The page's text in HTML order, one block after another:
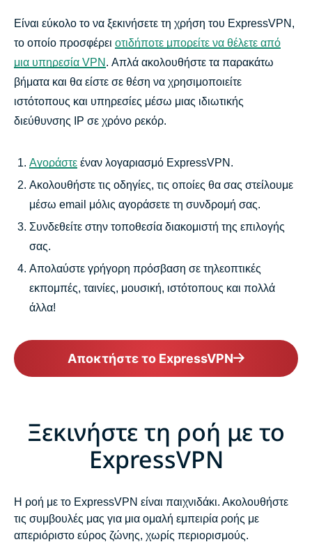
Είναι εύκολο το να ξεκινήσετε τη χρήση του ExpressVPN,
το οποίο προσφέρει οτιδήποτε μπορείτε να θέλετε από
μια υπηρεσία VPN . Απλά ακολουθήστε τα παρακάτω
βήματα και θα είστε σε θέση να χρησιμοποιείτε
ιστότοπους και υπηρεσίες μέσω μιας ιδιωτικής
διεύθυνσης IP σε χρόνο ρεκόρ.
Αγοράστε έναν λογαριασμό ExpressVPN.
Ακολουθήστε τις οδηγίες, τις οποίες θα σας στείλουμε
μέσω email μόλις αγοράσετε τη συνδρομή σας.
Συνδεθείτε στην τοποθεσία διακομιστή της επιλογής
σας.
Απολαύστε γρήγορη πρόσβαση σε τηλεοπτικές
εκπομπές, ταινίες, μουσική, ιστότοπους και πολλά
άλλα!
Αποκτήστε το ExpressVPN
Ξεκινήστε τη ροή με το
ExpressVPN
Η ροή με το ExpressVPN είναι παιχνιδάκι. Ακολουθήστε
τις συμβουλές μας για μια ομαλή εμπειρία ροής με
απεριόριστο εύρος ζώνης, χωρίς περιορισμούς.